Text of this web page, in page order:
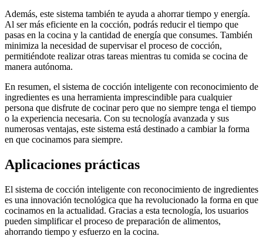
Además, este sistema también te ayuda a ahorrar tiempo y energía.
Al ser más eficiente en la cocción, podrás reducir el tiempo que
pasas en la cocina y la cantidad de energía que consumes. También
minimiza la necesidad de supervisar el proceso de cocción,
permitiéndote realizar otras tareas mientras tu comida se cocina de
manera autónoma.
En resumen, el sistema de cocción inteligente con reconocimiento de
ingredientes es una herramienta imprescindible para cualquier
persona que disfrute de cocinar pero que no siempre tenga el tiempo
o la experiencia necesaria. Con su tecnología avanzada y sus
numerosas ventajas, este sistema está destinado a cambiar la forma
en que cocinamos para siempre.
Aplicaciones prácticas
El sistema de cocción inteligente con reconocimiento de ingredientes
es una innovación tecnológica que ha revolucionado la forma en que
cocinamos en la actualidad. Gracias a esta tecnología, los usuarios
pueden simplificar el proceso de preparación de alimentos,
ahorrando tiempo y esfuerzo en la cocina.